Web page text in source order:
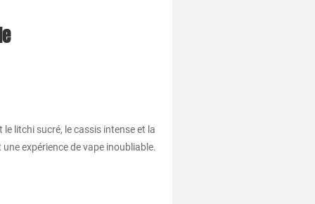
litchi sucré, le cassis intense et la
expérience de vape inoubliable.